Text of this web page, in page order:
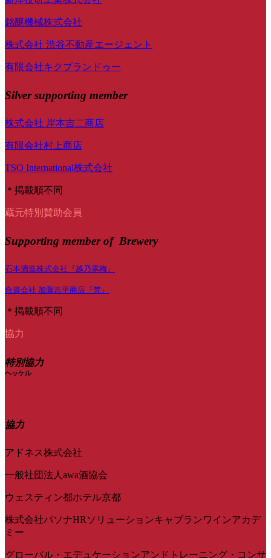
銘醸機械株式会社
株式会社 渋谷不動産エージェント
有限会社キクプランドゥー
Silver supporting member
株式会社 岸本吉二商店
有限会社村上商店
TSO International株式会社
＊掲載順不同
蔵元特別賛助会員
Supporting member of Brewery
石本酒造株式会社『越乃寒梅』
合資会社 加藤吉平商店『梵』
＊掲載順不同
協力
特別協力
ヘッケル
協力
アドネス株式会社
一般社団法人awa酒協会
ウェスティン都ホテル京都
株式会社パソナHRソリューションキャプランワインアカデ
ミー
グローバル・エデュケーションアンドトレーニング・コンサ